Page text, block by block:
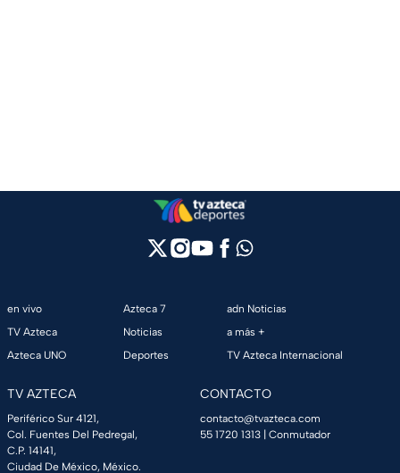
en vivo
TV Azteca
Azteca UNO
Azteca 7
Noticias
Deportes
adn Noticias
a más +
TV Azteca Internacional
TV AZTECA
Periférico Sur 4121,
Col. Fuentes Del Pedregal,
C.P. 14141,
Ciudad De México, México.
CONTACTO
contacto@tvazteca.com
55 1720 1313 | Conmutador